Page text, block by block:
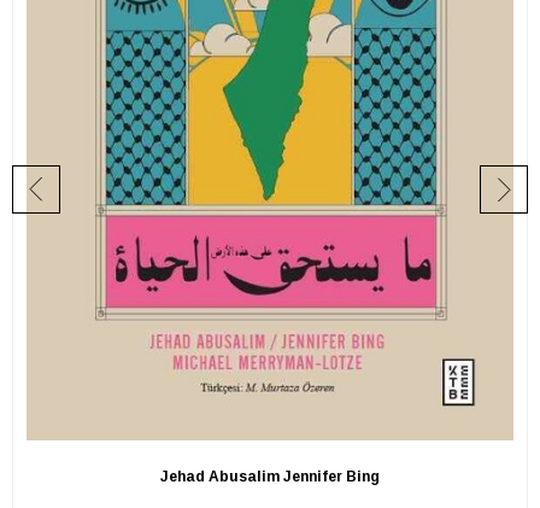
Jehad Abusalim Jennifer Bing